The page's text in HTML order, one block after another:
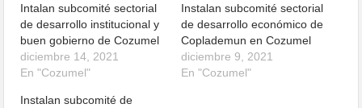
Intalan subcomité sectorial
de desarrollo institucional y
buen gobierno de Cozumel
diciembre 14, 2021
En "Cozumel"
Instalan subcomité sectorial
de desarrollo económico de
Coplademun en Cozumel
diciembre 9, 2021
En "Cozumel"
Instalan subcomité de